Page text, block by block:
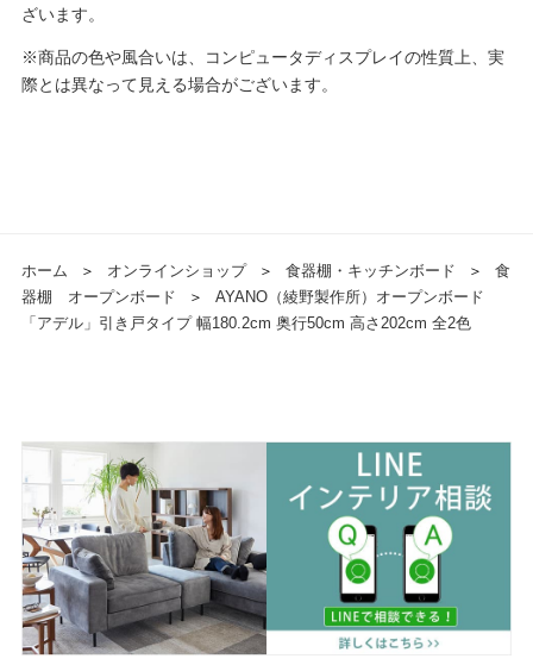
ざいます。
※商品の色や風合いは、コンピュータディスプレイの性質上、実
際とは異なって見える場合がございます。
ホーム ＞ オンラインショップ ＞ 食器棚・キッチンボード ＞
食
器棚 オープンボード
＞
AYANO（綾野製作所）オープンボード
「アデル」引き戸タイプ 幅180.2cm 奥行50cm 高さ202cm 全2色